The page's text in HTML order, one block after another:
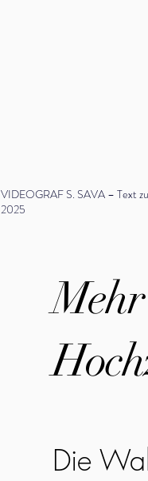
VIDEOGRAF S. SAVA – Text
2025
Die